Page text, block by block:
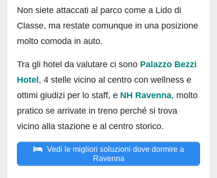
Non siete attaccati al parco come a Lido di
Classe, ma restate comunque in una posizione
molto comoda in auto.
Tra gli hotel da valutare ci sono Palazzo Bezzi
Hotel, 4 stelle vicino al centro con wellness e
ottimi giudizi per lo staff, e NH Ravenna, molto
pratico se arrivate in treno perché si trova
vicino alla stazione e al centro storico.
Vedi le migliori soluzioni dove dormire a
Ravenna